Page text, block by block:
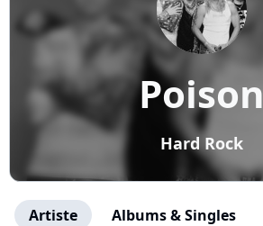
Poison
Hard Rock
Artiste Albums & Singles